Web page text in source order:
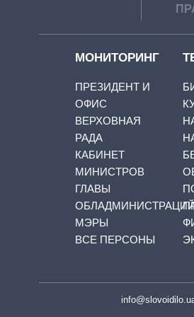
МОНИТОРИНГ
ПРЕЗИДЕНТ И
ОФИС
ВЕРХОВНАЯ
РАДА
КАБИНЕТ
МИНИСТРОВ
ГЛАВЫ
МЭРЫ
ВСЕ ПЕРСОНЫ